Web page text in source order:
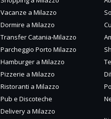
Vacanze a Milazzo
Dormire a Milazzo
Transfer Catania-Milazzo
Parcheggio Porto Milazzo
Hamburger a Milazzo
Pizzerie a Milazzo
Ristoranti a Milazzo
Pub e Discoteche
Delivery a Milazzo